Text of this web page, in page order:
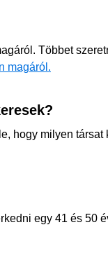
Többet
magáról.
hogy milyen társat
egy 41 és 50